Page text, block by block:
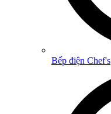
Bếp điện Chef's